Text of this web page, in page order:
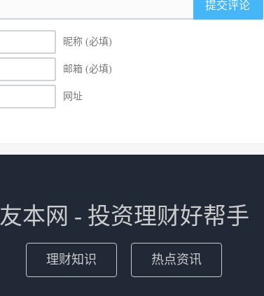
提交评论
昵称 (必填)
邮箱 (必填)
网址
友本网 - 投资理财好帮手
理财知识 热点资讯